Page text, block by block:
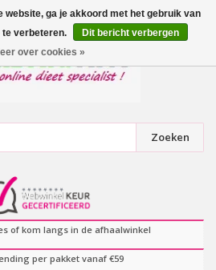
Zoeken
of kom langs in de afhaalwinkel
per pakket vanaf €59
website, ga je akkoord met het gebruik van
te verbeteren.
Dit bericht verbergen
over cookies »